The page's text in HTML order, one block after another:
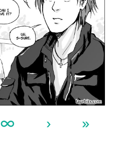
∞ › »